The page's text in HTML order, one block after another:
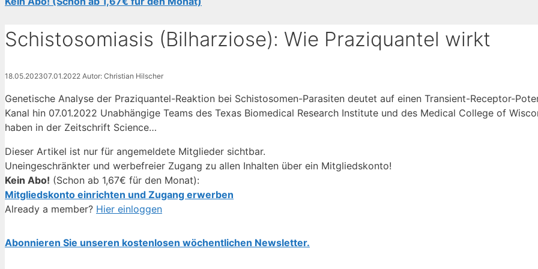
Schistosomiasis (Bilharziose): Wie Praziquantel wirkt
18.05.202307.01.2022 Autor: Christian Hilscher
Genetische Analyse der Praziquantel-Reaktion bei Schistosomen-Parasiten deutet auf einen Transient-Receptor-
Kanal hin 07.01.2022 Unabhängige Teams des Texas Biomedical Research Institute und des Medical College of
haben in der Zeitschrift Science…
Dieser Artikel ist nur für angemeldete Mitglieder sichtbar.
Uneingeschränkter und werbefreier Zugang zu allen Inhalten über ein Mitgliedskonto!
Kein Abo! (Schon ab 1,67€ für den Monat):
Mitgliedskonto einrichten und Zugang erwerben
Already a member? Hier einloggen
Abonnieren Sie unseren kostenlosen wöchentlichen Newsletter.